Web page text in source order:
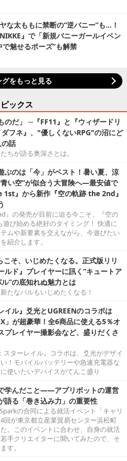
な太ももに禁断の“逆バニー”も…！
』で「新規バニーガールイベン
で魅せるポーズ”も解禁
グをもっと見る
ピックス
のだ」 ─『FF11』と『ウィザードリ
ダフネ』、"優しくないRPG"の沼にど
話
ちが語る奥深さとは。
ぶのは「今」がベスト！暑い夏、涼
青い空”が似合う大冒険へ―最安値で
1st』から新作『空の軌跡 the 2nd』
』の発売が目前に迫る今こそ、『空の
び始める絶好のタイミング！ 快適に
ムや新要素を交えながら、今遊びたい
紹介します。
そ、いじめたくなる。正式版リリ
ルド』プレイヤーに訊く“キュートア
”の底知れぬ魅力とは
たなパルもいじめたくなる！
イル』爻光とUGREENのコラボは
」が超豪華！全6商品に使える5％オ
プレイヤー撮影会など、盛りだくさ
スターレイル』コラボは、爻光がデザイ
！モバイルバッテリーや急速充電器な
使いたいデバイスがてんこ盛り
学んだこと――アプリボットの運営
語る「巻き込み力」の重要性
の合同による就活イベント「キャリ
回が東京都立産業貿易センター浜松町
。このイベントに合わせ、自身の就活
手クリエイターに聞いてみたので、そ
す。